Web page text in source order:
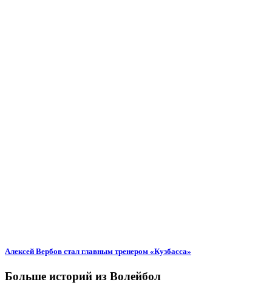
Алексей Вербов стал главным тренером «Кузбасса»
Больше историй из Волейбол